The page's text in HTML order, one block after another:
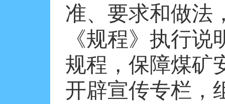
准、要求和做法
《规程》执行
规程，保障煤矿
开辟宣传专栏，